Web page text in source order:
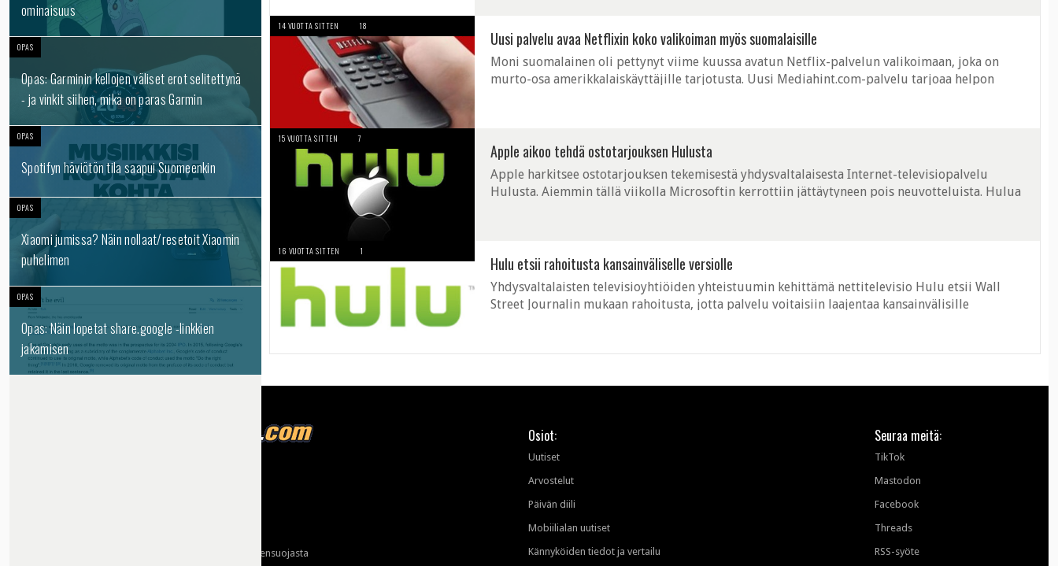
ominaisuus
OPAS
Opas: Garminin kellojen väliset erot selitettynä
- ja vinkit siihen, mikä on paras Garmin
OPAS
Spotifyn häviötön tila saapui Suomeenkin
OPAS
Xiaomi jumissa? Näin nollaat/resetoit Xiaomin
puhelimen
OPAS
Opas: Näin lopetat share.google -linkkien
jakamisen
14 VUOTTA SITTEN 18
Uusi palvelu avaa Netflixin koko valikoiman myös suomalaisille
Moni suomalainen oli pettynyt viime kuussa avatun Netflix-palvelun valikoimaan, joka on
murto-osa amerikkalaiskäyttäjille tarjotusta. Uusi Mediahint.com-palvelu tarjoaa helpon
15 VUOTTA SITTEN 7
Apple aikoo tehdä ostotarjouksen Hulusta
Apple harkitsee ostotarjouksen tekemisestä yhdysvaltalaisesta Internet-televisiopalvelu
Hulusta. Aiemmin tällä viikolla Microsoftin kerrottiin jättäytyneen pois neuvotteluista. Hulua
16 VUOTTA SITTEN 1
Hulu etsii rahoitusta kansainväliselle versiolle
Yhdysvaltalaisten televisioyhtiöiden yhteistuumin kehittämä nettitelevisio Hulu etsii Wall
Street Journalin mukaan rahoitusta, jotta palvelu voitaisiin laajentaa kansainvälisille
Käyttöehdot ja tietoa yksityisyydensuojasta
Osiot:
Uutiset
Arvostelut
Päivän diili
Mobiilialan uutiset
Kännyköiden tiedot ja vertailu
Seuraa meitä:
TikTok
Mastodon
Facebook
Threads
RSS-syöte